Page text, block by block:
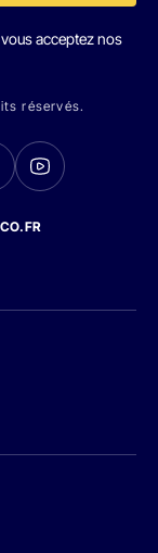
acceptez nos
réservés.